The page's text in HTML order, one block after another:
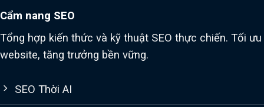
Cẩm nang SEO
Tổng hợp kiến thức và kỹ thuật SEO thực chiến. Tối ưu
website, tăng trưởng bền vững.
SEO Thời AI